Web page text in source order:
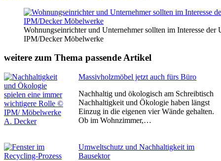
Wohnungseinrichter und Unternehmer sollten im Interesse
IPM/Decker Möbelwerke
weitere zum Thema passende Artikel
Massivholzmöbel jetzt auch fürs Büro
Nachhaltig und ökologisch am Schreibtisch
Nachhaltigkeit und Ökologie haben längst
Einzug in die eigenen vier Wände gehalten.
Ob im Wohnzimmer,…
Umweltschutz und Nachhaltigkeit im
Bausektor